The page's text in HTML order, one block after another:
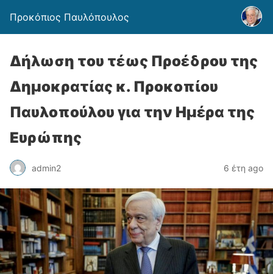
Προκόπιος Παυλόπουλος
Δήλωση του τέως Προέδρου της
Δημοκρατίας κ. Προκοπίου
Παυλοπούλου για την Ημέρα της
Ευρώπης
admin2 6 έτη ago